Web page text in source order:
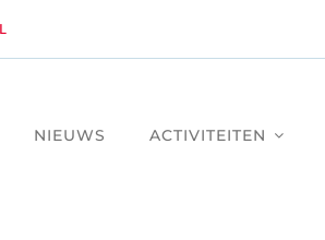
NIEUWS ACTIVITEITEN